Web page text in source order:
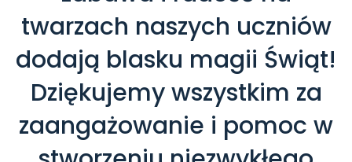
twarzach naszych uczniów
dodają blasku magii Świąt!
Dziękujemy wszystkim za
zaangażowanie i pomoc w